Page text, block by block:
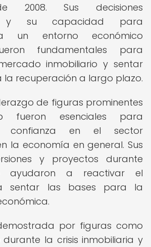
2008. Sus decisiones
y su capacidad para
un entorno económico
fundamentales para
inmobiliario y sentar
la recuperación a largo plazo.
de figuras prominentes
fueron esenciales para
confianza en el sector
la economía en general. Sus
y proyectos durante
ayudaron a reactivar el
sentar las bases para la
por figuras como
la crisis inmobiliaria y